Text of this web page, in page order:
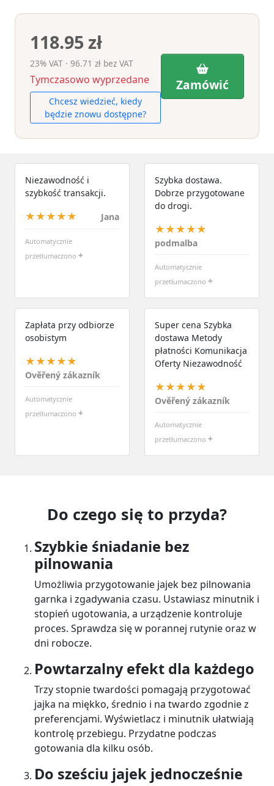
118.95 zł
23% VAT · 96.71 zł bez VAT
Tymczasowo wyprzedane
Chcesz wiedzieć, kiedy
będzie znowu dostępne?
Zamówić
Niezawodność i
szybkość transakcji.
★★★★★ Jana
Automatycznie
przetłumaczono +
Szybka dostawa.
Dobrze przygotowane
do drogi.
★★★★★
podmalba
Automatycznie
przetłumaczono +
Zapłata przy odbiorze
osobistym
★★★★★
Ověřený zákazník
Automatycznie
przetłumaczono +
Super cena Szybka
dostawa Metody
płatności Komunikacja
Oferty Niezawodność
★★★★★
Ověřený zákazník
Automatycznie
przetłumaczono +
Do czego się to przyda?
Szybkie śniadanie bez
pilnowania
Umożliwia przygotowanie jajek bez pilnowania
garnka i zgadywania czasu. Ustawiasz minutnik i
stopień ugotowania, a urządzenie kontroluje
proces. Sprawdza się w porannej rutynie oraz w
dni robocze.
Powtarzalny efekt dla każdego
Trzy stopnie twardości pomagają przygotować
jajka na miękko, średnio i na twardo zgodnie z
preferencjami. Wyświetlacz i minutnik ułatwiają
kontrolę przebiegu. Przydatne podczas
gotowania dla kilku osób.
Do sześciu jajek jednocześnie